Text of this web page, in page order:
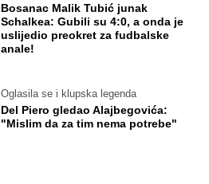
Bosanac Malik Tubić junak
Schalkea: Gubili su 4:0, a onda je
uslijedio preokret za fudbalske
anale!
Oglasila se i klupska legenda
Del Piero gledao Alajbegovića:
"Mislim da za tim nema potrebe"